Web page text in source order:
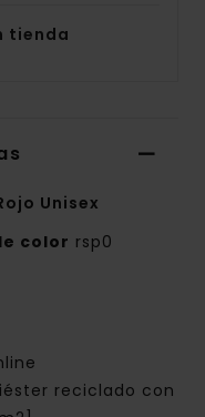
tienda
Unisex
color rsp0
reciclado con